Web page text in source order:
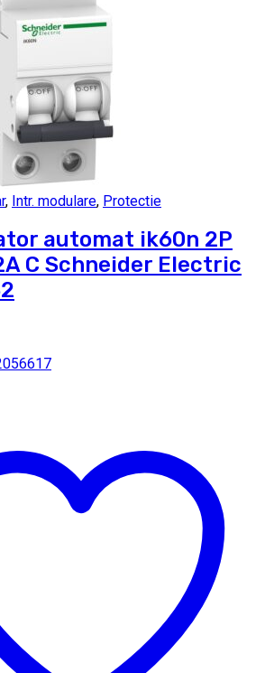
, Intr. modulare, Protectie
automat ik60n 2P
C Schneider Electric